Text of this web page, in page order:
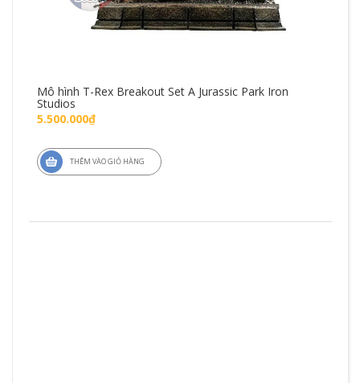
Mô hình T-Rex Breakout Set A Jurassic Park Iron
Studios
5.500.000₫
THÊM VÀO GIỎ HÀNG